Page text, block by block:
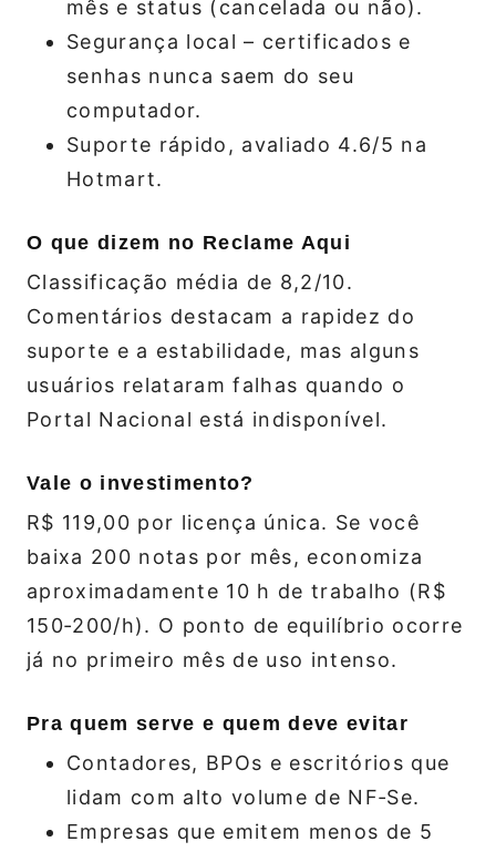
mês e status (cancelada ou não).
Segurança local – certificados e
senhas nunca saem do seu
computador.
Suporte rápido, avaliado 4.6/5 na
Hotmart.
O que dizem no Reclame Aqui
Classificação média de 8,2/10.
Comentários destacam a rapidez do
suporte e a estabilidade, mas alguns
usuários relataram falhas quando o
Portal Nacional está indisponível.
Vale o investimento?
R$ 119,00 por licença única. Se você
baixa 200 notas por mês, economiza
aproximadamente 10 h de trabalho (R$
150‑200/h). O ponto de equilíbrio ocorre
já no primeiro mês de uso intenso.
Pra quem serve e quem deve evitar
Contadores, BPOs e escritórios que
lidam com alto volume de NF‑Se.
Empresas que emitem menos de 5